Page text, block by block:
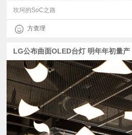
坎坷的SoC之路
方查理
LG公布曲面OLED台灯 明年年初量产